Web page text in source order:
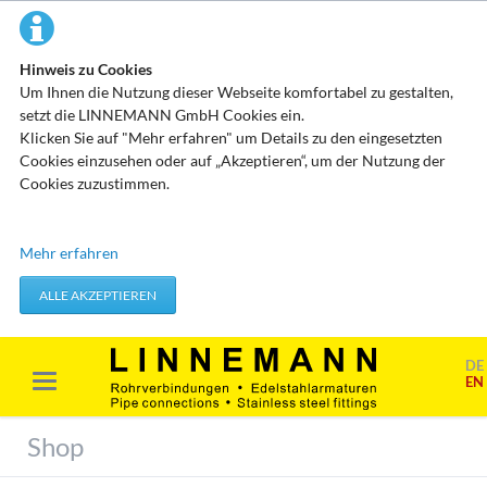
Hinweis zu Cookies
Um Ihnen die Nutzung dieser Webseite komfortabel zu gestalten,
setzt die LINNEMANN GmbH Cookies ein.
Klicken Sie auf "Mehr erfahren" um Details zu den eingesetzten
Cookies einzusehen oder auf „Akzeptieren“, um der Nutzung der
Cookies zuzustimmen.
Technisch erforderliche Cookies
werden verwendet um von Ihnen getätigte Aktionen, wie etwa das
Festlegen Ihrer Datenschutzeinstellungen zu übernehmen.
Erforderliche Cookies akzeptieren
Marketing & Analyse
ausgewertet werden. Das geschieht vor allem mit Cookies und mit
sogenannten Analyseprogrammen. Die Analyse Ihres Surf-
Mehr erfahren
ALLE AKZEPTIEREN
DE
EN
Shop